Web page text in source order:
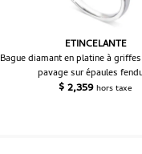
ETINCELANTE
Bague diamant en platine à
pavage sur épaules
$2,359 hors taxe